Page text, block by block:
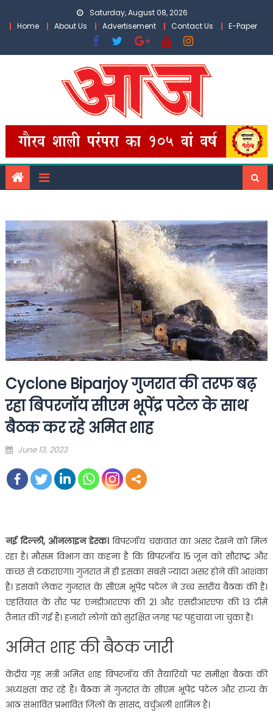
Saturday, August 08, 2026
Home
About Us Advertisement Contact Us E-Paper
Cyclone Biparjoy गुजरात की तरफ बढ़
रहा बिपरजॉय सीएम भूपेंद्र पटेल के साथ
बैठक कर रहे अमित शाह
Posted
June 13, 2023
नई दिल्ली, ऑनलाइन डेस्क।बिपरजॉय चक्रवात का असर देखने को मिल
रहा है। मौसम विभाग का कहना है कि बिपरजॉय 15 जून को सौराष्ट्र और
कच्छ से टकराएगा। गुजरात में ही इसका सबसे ज्यादा असर होने की आशंका
है। इसको लेकर गुजरात के सीएम भूपेंद्र पटेल ने उच्च स्तरीय बैठक की है।
एहतियात के तौर पर एनडीआरएफ की 21 और एसडीआरएफ की 13 टीमें
तैनात की गई हैं। हजारों लोगों को सुरक्षित जगह पर पहुंचाया जा चुका है।
अमित शाह की बैठक जारी
केंद्रीय गृह मंत्री अमित शाह बिपरजॉय की तैयारियों पर समीक्षा बैठक की
अध्यक्षता कर रहे हैं। बैठक में गुजरात के सीएम भूपेंद्र पटेल और राज्य के
आठ संभावित प्रभावित जिलों के सांसद, वर्चुअली शामिल हैं।